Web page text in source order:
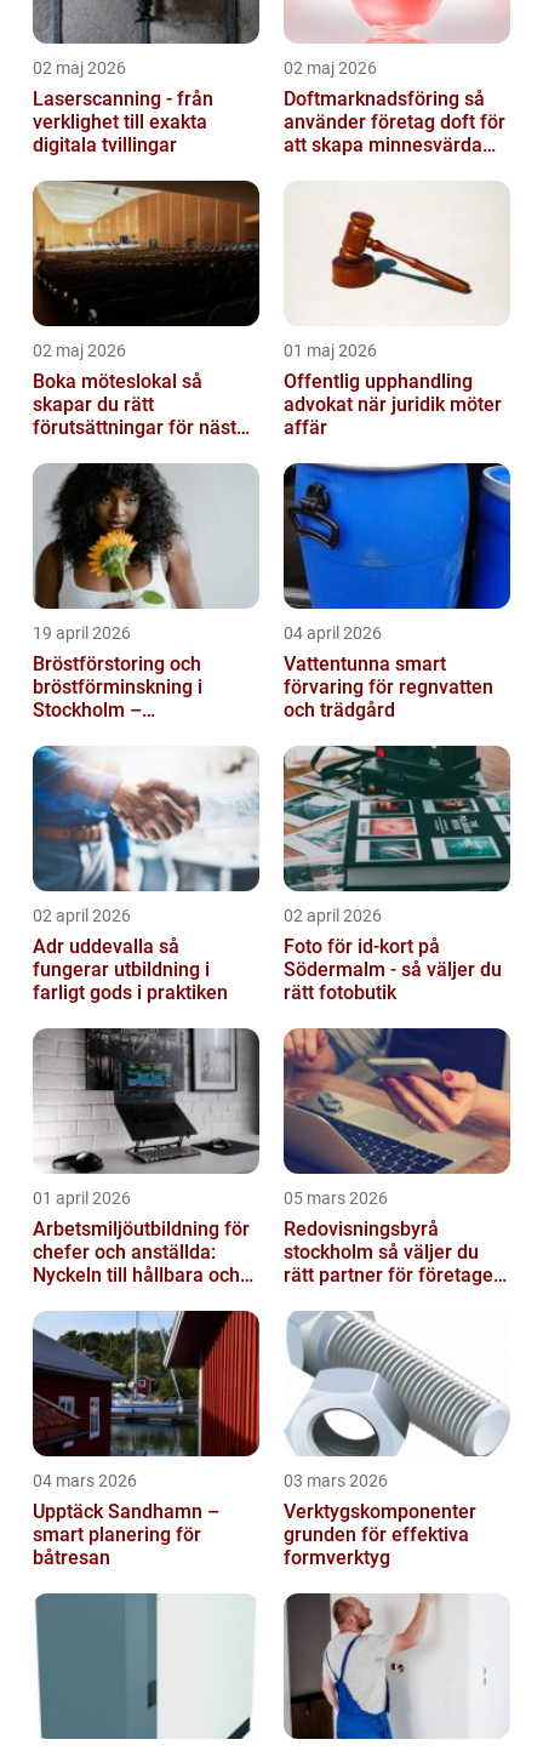
02 maj 2026
Laserscanning - från
verklighet till exakta
digitala tvillingar
02 maj 2026
Doftmarknadsföring så
använder företag doft för
att skapa minnesvärda
02 maj 2026
Boka möteslokal så
skapar du rätt
förutsättningar för nästa
01 maj 2026
Offentlig upphandling
advokat när juridik möter
affär
19 april 2026
Bröstförstoring och
bröstförminskning i
Stockholm –
04 april 2026
Vattentunna smart
förvaring för regnvatten
och trädgård
02 april 2026
Adr uddevalla så
fungerar utbildning i
farligt gods i praktiken
02 april 2026
Foto för id-kort på
Södermalm - så väljer du
rätt fotobutik
01 april 2026
Arbetsmiljöutbildning för
chefer och anställda:
Nyckeln till hållbara och
05 mars 2026
Redovisningsbyrå
stockholm så väljer du
rätt partner för företagets
04 mars 2026
Upptäck Sandhamn –
smart planering för
båtresan
03 mars 2026
Verktygskomponenter
grunden för effektiva
formverktyg